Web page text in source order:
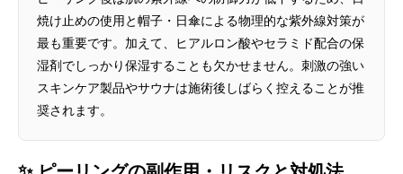
焼け止めの使用と帽子・日傘による物理的な紫外線対策が
最も重要です。加えて、ヒアルロン酸やセラミド配合の保
湿剤でしっかり保湿することも欠かせません。刺激の強い
スキンケア製品やサウナは施術後しばらく控えることが推
奨されます。